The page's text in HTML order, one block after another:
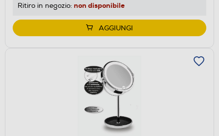
Ritiro in negozio: non disponibile
AGGIUNGI